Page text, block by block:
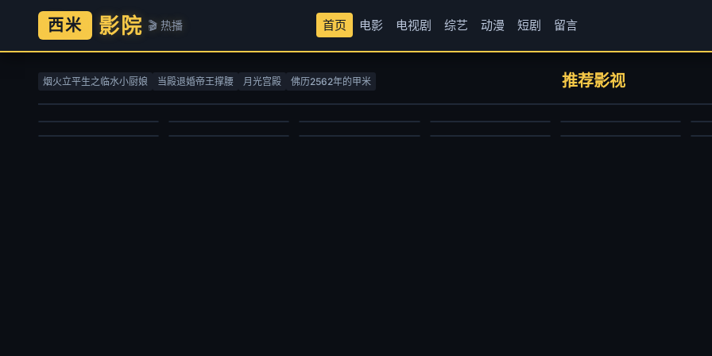
西米 影院 🎬 热播 首页 电影 电视剧 综艺 动漫 短剧 留言
烟火立平生之临水小厨娘 当殿退婚帝王撑腰 月光宫殿 佛历2562年的甲米 推荐影视
螺丝钉第一季
洪海天,海帆,黄雷,罗玉婷,刘以嘉
欧美动漫
2010/俄罗斯
2025-03-09
赴山海
国产剧
2025/中国大陆
2025-09-27
七十二家房客第三部
国产剧
2008/大陆
2025-11-24
牧神记
2024/大陆
2026-06-29
仙逆
国产动漫
2023/中国大陆
2026-06-29
杨紫,胡歌,李光洁,张哲华,梅婷,袁弘,杨烁,周游,金巴,冯兵,更旦,苏鑫,宋楚炎,周放,周思羽,索朗旺姆,尕玛文加,才丁扎西
国产剧
2026/大陆
赵乾景,谢莹,宋国庆,黄进则,张若瑜
国产动漫
2020/大陆
动作片
2007/美国
国产剧
2025/大陆
闪耀的恒星
大陆综艺
2024/大陆
国